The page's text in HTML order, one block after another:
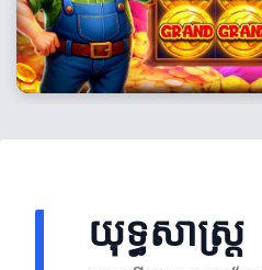
យុទ្ធសាស្ត្រ